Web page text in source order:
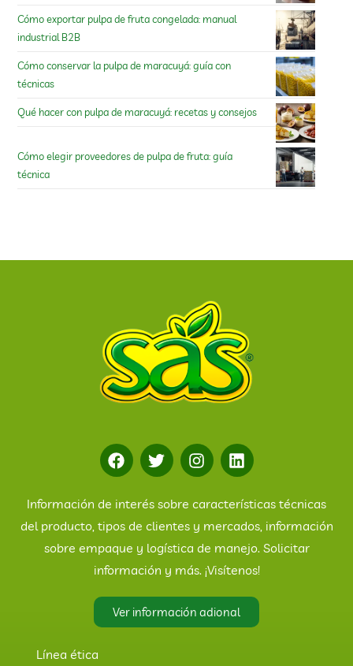
Cómo exportar pulpa de fruta congelada: manual
industrial B2B
Cómo conservar la pulpa de maracuyá: guía con
técnicas
Qué hacer con pulpa de maracuyá: recetas y consejos
Cómo elegir proveedores de pulpa de fruta: guía
técnica
Información de interés sobre características técnicas
del producto, tipos de clientes y mercados, información
sobre empaque y logística de manejo. Solicitar
información y más. ¡Visítenos!
Ver información adional
Línea ética